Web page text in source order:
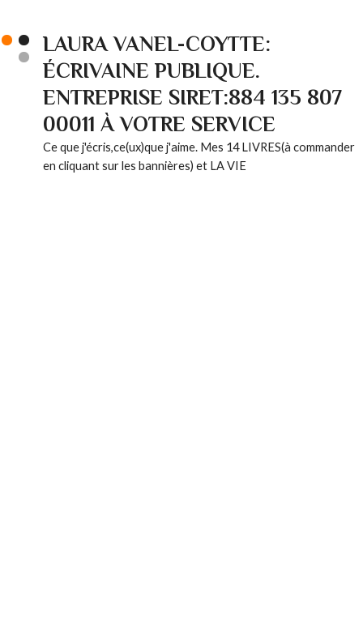
LAURA VANEL-COYTTE:
ÉCRIVAINE PUBLIQUE.
ENTREPRISE SIRET:884 135 807
00011 À VOTRE SERVICE
Ce que j'écris,ce(ux)que j'aime. Mes 14 LIVRES(à commander
en cliquant sur les bannières) et LA VIE